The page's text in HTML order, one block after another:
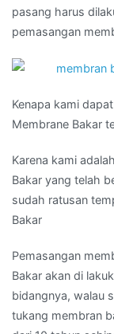
pasang harus
pemasangan
Kenapa kami
Membrane Bakar
Karena kami
Bakar yang telah
sudah ratusan
Bakar
Pemasangan
Bakar akan di
bidangnya, walau
tukang membran